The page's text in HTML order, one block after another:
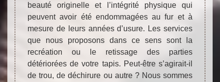
beauté originelle et l’intégrité physique qui
peuvent avoir été endommagées au fur et à
mesure de leurs années d’usure. Les services
que nous proposons dans ce sens sont la
recréation ou le retissage des parties
détériorées de votre tapis. Peut-être s’agirait-il
de trou, de déchirure ou autre ? Nous sommes